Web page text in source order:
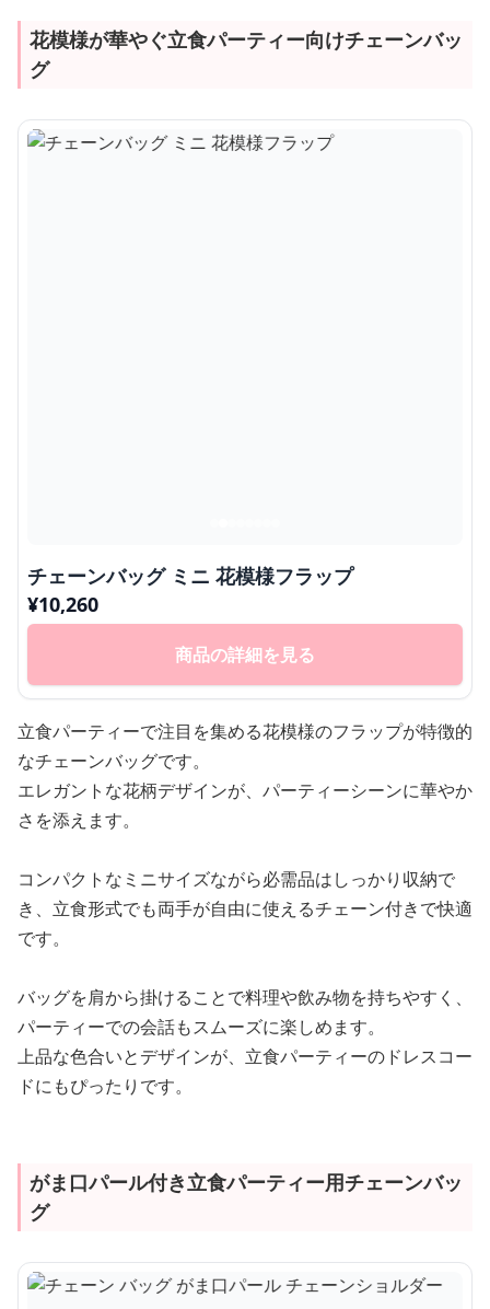
花模様が華やぐ立食パーティー向けチェーンバッ
グ
チェーンバッグ ミニ 花模様フラップ
¥10,260
商品の詳細を見る
立食パーティーで注目を集める花模様のフラップが特徴的
なチェーンバッグです。
エレガントな花柄デザインが、パーティーシーンに華やか
さを添えます。
コンパクトなミニサイズながら必需品はしっかり収納で
き、立食形式でも両手が自由に使えるチェーン付きで快適
です。
バッグを肩から掛けることで料理や飲み物を持ちやすく、
パーティーでの会話もスムーズに楽しめます。
上品な色合いとデザインが、立食パーティーのドレスコー
ドにもぴったりです。
がま口パール付き立食パーティー用チェーンバッ
グ